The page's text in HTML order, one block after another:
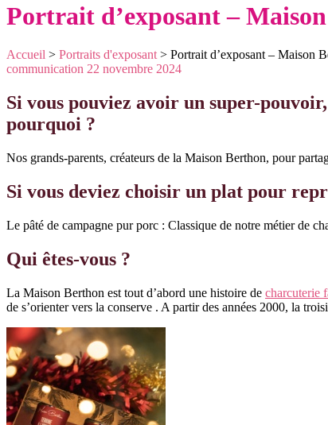
Portrait d’exposant –
Accueil > Portraits d'exposant > Portrait d’exposant – Maison
communication 22 novembre 2024
Si vous pouviez avoir un super-
pourquoi ?
Nos grands-parents, créateurs de la Maison Berthon, pour
Si vous deviez choisir un plat pour
Le pâté de campagne pur porc : Classique de notre métier de
Qui êtes-vous ?
La Maison Berthon est tout d’abord une histoire de charcuterie
de s’orienter vers la conserve . A partir des années 2000, la